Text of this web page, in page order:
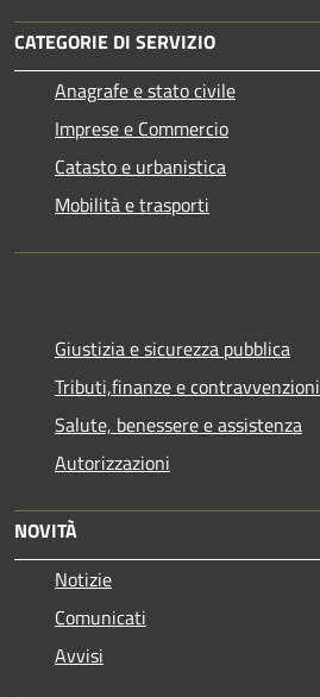
CATEGORIE DI SERVIZIO
Anagrafe e stato civile
Imprese e Commercio
Catasto e urbanistica
Mobilità e trasporti
Giustizia e sicurezza pubblica
Tributi,finanze e contravvenzioni
Salute, benessere e assistenza
Autorizzazioni
NOVITÀ
Notizie
Comunicati
Avvisi